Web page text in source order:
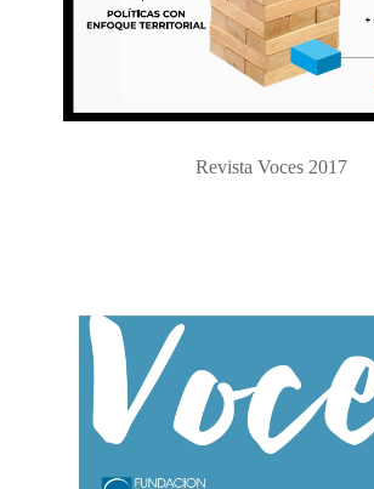
Revista Voces 2017